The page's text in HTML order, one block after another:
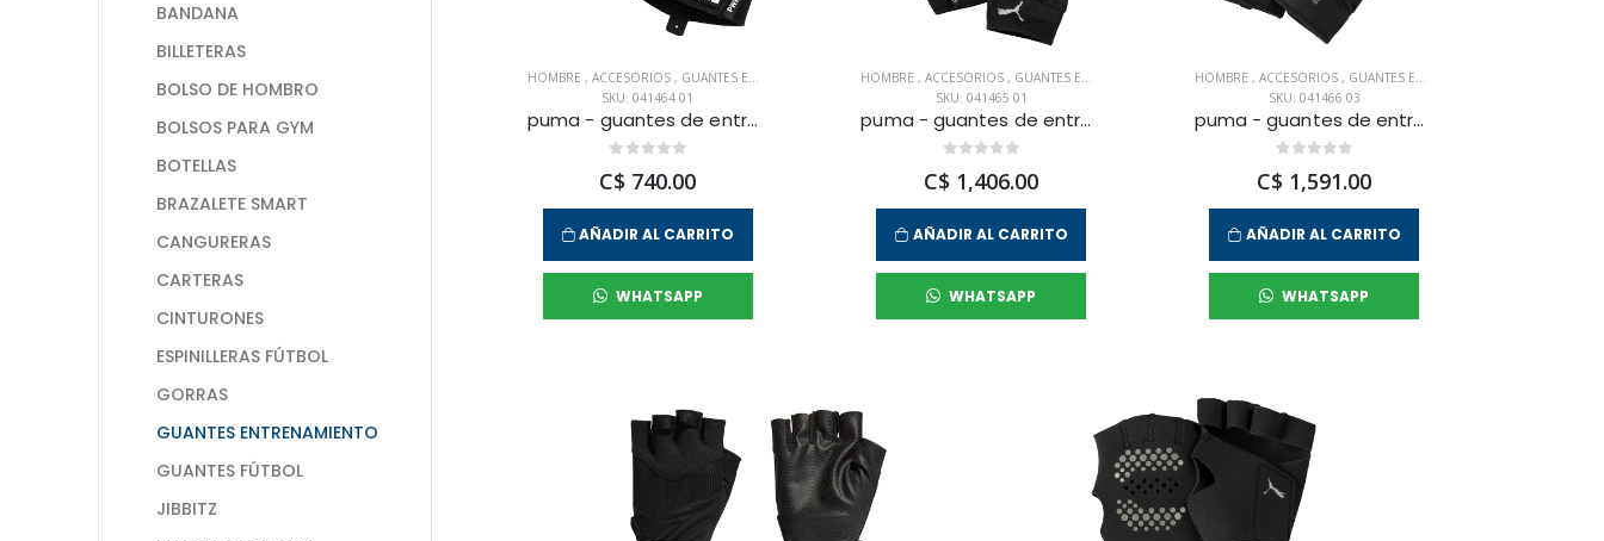
HOMBRE,ACCESORIOS, GUANTES ENTRENAMIENTO
SKU: 041464 01
puma - guantes de entranamiento tr ess grip gloves para hombre
C$ 740.00
AÑADIR AL CARRITO
WHATSAPP
HOMBRE,ACCESORIOS, GUANTES ENTRENAMIENTO
SKU: 041465 01
puma - guantes de entranamiento tr ess gloves para hombre
C$ 1,406.00
AÑADIR AL CARRITO
WHATSAPP
HOMBRE , ACCESORIOS , GUANTES ENTRENAMIENTO
SKU: 041466 03
puma - guantes de entranamiento tr ess gloves up para hombre
C$ 1,591.00
AÑADIR AL CARRITO
WHATSAPP
BANDANA
BILLETERAS
BOLSO DE HOMBRO
BOLSOS PARA GYM
BOTELLAS
BRAZALETE SMART
CANGURERAS
CARTERAS
CINTURONES
ESPINILLERAS FÚTBOL
GORRAS
GUANTES ENTRENAMIENTO
GUANTES FÚTBOL
JIBBITZ